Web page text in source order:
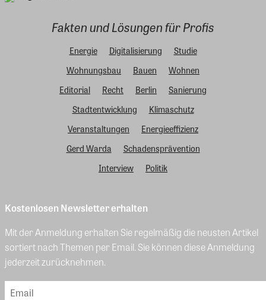
Fakten und Lösungen für Profis
Energie Digitalisierung
Studie
Wohnungsbau
Bauen
Wohnen
Editorial
Recht Berlin
Sanierung
Stadtentwicklung
Klimaschutz
Veranstaltungen
Energieeffizienz
Gerd Warda
Schadensprävention
Interview
Politik
Kostenlosen Newsletter erhalten
Mit der Anmeldung erhalten Sie regelmäßig die neusten Artikel
sortiert nach Themen per Email. Sie können diese Anmeldung
jederzeit zurücknehmen.